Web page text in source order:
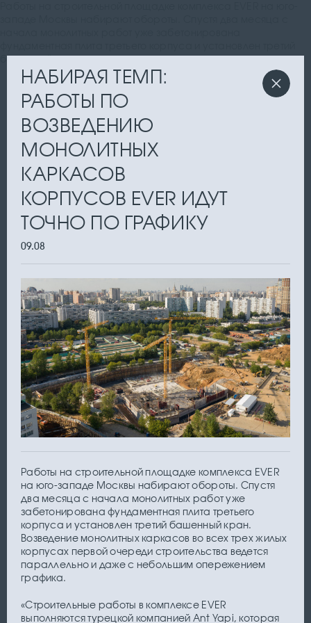
башенный кран
НАБИРАЯ ТЕМП:
РАБОТЫ ПО
ВОЗВЕДЕНИЮ
МОНОЛИТНЫХ
КАРКАСОВ
КОРПУСОВ EVER ИДУТ
ТОЧНО ПО ГРАФИКУ
09.08
Работы на строительной площадке комплекса EVER
на юго-западе Москвы набирают обороты. Спустя
два месяца с начала монолитных работ уже
забетонирована фундаментная плита третьего
корпуса и установлен третий башенный кран.
Возведение монолитных каркасов во всех трех жилых
корпусах первой очереди строительства ведется
параллельно и даже с небольшим опережением
графика.
«Строительные работы в комплексе EVER
выполняются турецкой компанией Ant Yapi, которая